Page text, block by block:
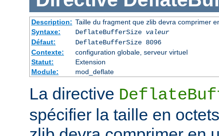
Description: Taille du fragment que zlib devra comprimer
Syntaxe:
DeflateBufferSize valeur
Défaut:
DeflateBufferSize 8096
Contexte:
configuration globale, serveur virtuel
Statut:
Extension
Module:
mod_deflate
La directive
spécifier la taille en